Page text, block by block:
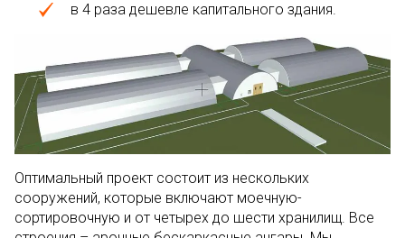
в 4 раза дешевле капитального здания.
Оптимальный проект состоит из нескольких
сооружений, которые включают моечную-
сортировочную и от четырех до шести хранилищ. Все